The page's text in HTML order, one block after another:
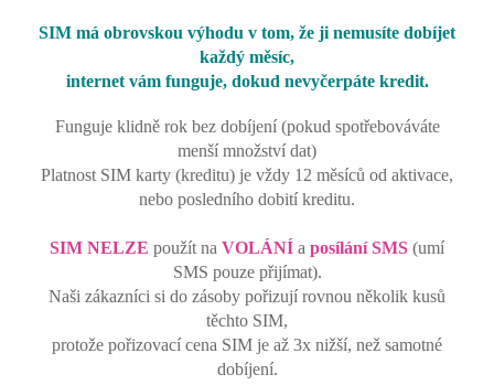
SIM má obrovskou výhodu v tom, že ji nemusíte dobíjet
každý měsíc,
internet vám funguje, dokud nevyčerpáte kredit.
Funguje klidně rok bez dobíjení (pokud spotřebováváte
menší množství dat)
Platnost SIM karty (kreditu) je vždy 12 měsíců od aktivace,
nebo posledního dobití kreditu.
SIM NELZE použít na VOLÁNÍ a posílání SMS (umí
SMS pouze přijímat).
Naši zákazníci si do zásoby pořizují rovnou několik kusů
těchto SIM,
protože pořizovací cena SIM je až 3x nižší, než samotné
dobíjení.